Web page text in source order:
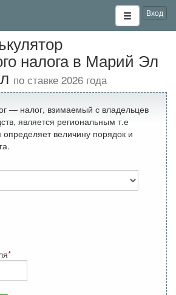
Вход
налога в Марий Эл
по ставке 2026 года
— налог, взимаемый с владельцев
является региональным т.е
величину порядок и